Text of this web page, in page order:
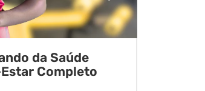
da Saúde
Completo